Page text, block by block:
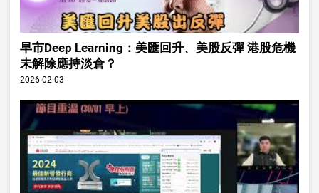
早市Deep Learning：美匯回升、美股反彈 港股危機
未解除應持淡倉？
2026-02-03